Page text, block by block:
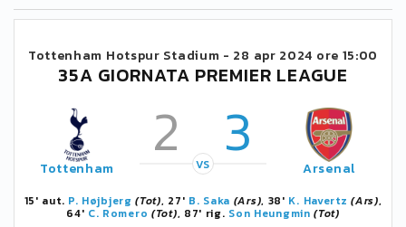
Tottenham Hotspur Stadium - 28 apr 2024 ore 15:00
35A GIORNATA PREMIER LEAGUE
Tottenham 2 3
VS Arsenal
15' aut. P. Højbjerg (Tot), 27' B. Saka (Ars), 38' K. Havertz (Ars),
64' C. Romero (Tot), 87' rig. Son Heungmin (Tot)